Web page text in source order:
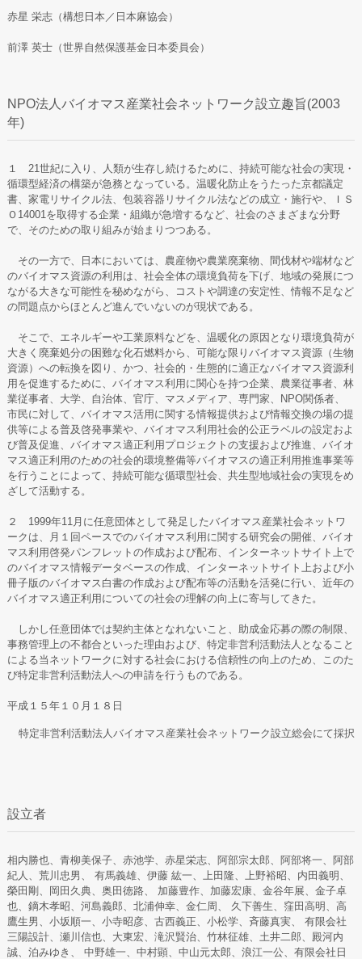
赤星 栄志（構想日本／日本麻協会）
前澤 英士（世界自然保護基金日本委員会）
NPO法人バイオマス産業社会ネットワーク設立趣旨(2003
年)
１ 21世紀に入り、人類が生存し続けるために、持続可能な社会の実現・
循環型経済の構築が急務となっている。温暖化防止をうたった京都議定
書、家電リサイクル法、包装容器リサイクル法などの成立・施行や、ＩＳ
Ｏ14001を取得する企業・組織が急増するなど、社会のさまざまな分野
で、そのための取り組みが始まりつつある。
その一方で、日本においては、農産物や農業廃棄物、間伐材や端材など
のバイオマス資源の利用は、社会全体の環境負荷を下げ、地域の発展につ
ながる大きな可能性を秘めながら、コストや調達の安定性、情報不足など
の問題点からほとんど進んでいないのが現状である。
そこで、エネルギーや工業原料などを、温暖化の原因となり環境負荷が
大きく廃棄処分の困難な化石燃料から、可能な限りバイオマス資源（生物
資源）への転換を図り、かつ、社会的・生態的に適正なバイオマス資源利
用を促進するために、バイオマス利用に関心を持つ企業、農業従事者、林
業従事者、大学、自治体、官庁、マスメディア、専門家、NPO関係者、
市民に対して、バイオマス活用に関する情報提供および情報交換の場の提
供等による普及啓発事業や、バイオマス利用社会的公正ラベルの設定およ
び普及促進、バイオマス適正利用プロジェクトの支援および推進、バイオ
マス適正利用のための社会的環境整備等バイオマスの適正利用推進事業等
を行うことによって、持続可能な循環型社会、共生型地域社会の実現をめ
ざして活動する。
２ 1999年11月に任意団体として発足したバイオマス産業社会ネットワ
ークは、月１回ペースでのバイオマス利用に関する研究会の開催、バイオ
マス利用啓発パンフレットの作成および配布、インターネットサイト上で
のバイオマス情報データベースの作成、インターネットサイト上および小
冊子版のバイオマス白書の作成および配布等の活動を活発に行い、近年の
バイオマス適正利用についての社会の理解の向上に寄与してきた。
しかし任意団体では契約主体となれないこと、助成金応募の際の制限、
事務管理上の不都合といった理由および、特定非営利活動法人となること
による当ネットワークに対する社会における信頼性の向上のため、このた
び特定非営利活動法人への申請を行うものである。
平成１５年１０月１８日
特定非営利活動法人バイオマス産業社会ネットワーク設立総会にて採択
設立者
相内勝也、青柳美保子、赤池学、赤星栄志、阿部宗太郎、阿部将一、阿部
紀人、荒川忠男、 有馬義雄、伊藤 紘一、上田隆、上野裕昭、内田義明、
榮田剛、岡田久典、奥田徳路、 加藤豊作、加藤宏康、金谷年展、金子卓
也、鏑木孝昭、河島義郎、北浦伸幸、金仁周、 久下善生、窪田高明、高
鷹生男、小坂順一、小寺昭彦、古西義正、小松学、斉藤真実、 有限会社
三陽設計、瀬川信也、大東宏、滝沢賢治、竹林征雄、土井二郎、殿河内
誠、泊みゆき、 中野雄一、中村顕、中山元太郎、浪江一公、有限会社日